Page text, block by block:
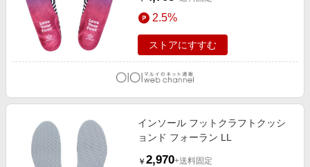
2.5%
ストアにすすむ
インソール フットクラフトクッシ
ョンド フォーラン LL
￥ 2,970+送料固定